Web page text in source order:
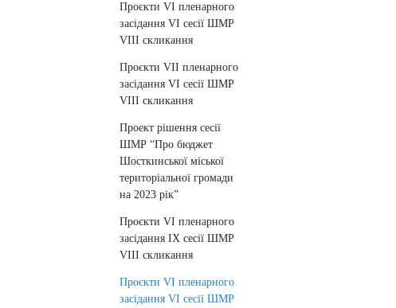
Проєкти VI пленарного
засідання VI сесії ШМР
VIII cкликання
Проєкти VIІ пленарного
засідання VI сесії ШМР
VIII cкликання
Проект рішення сесії
ШМР “Про бюджет
Шосткинської міської
територіальної громади
на 2023 рік”
Проєкти VI пленарного
засідання IX сесії ШМР
VIII cкликання
Проєкти VI пленарного
засідання VI сесії ШМР